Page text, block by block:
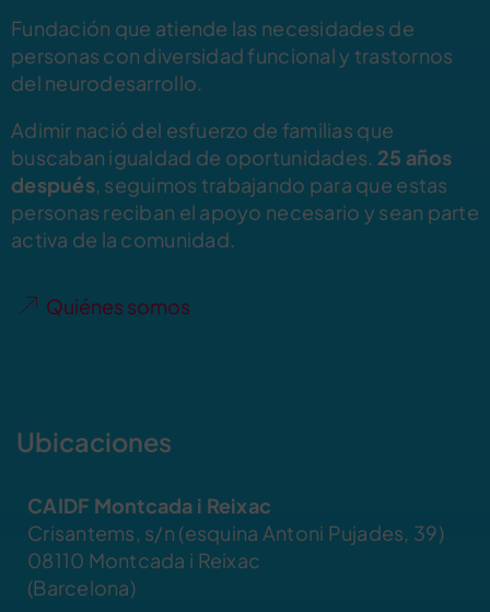
Fundación que atiende las necesidades de
personas con diversidad funcional y trastornos
del neurodesarrollo.
Adimir nació del esfuerzo de familias que
buscaban igualdad de oportunidades. 25 años
después, seguimos trabajando para que estas
personas reciban el apoyo necesario y sean parte
activa de la comunidad.
Quiénes somos
Ubicaciones
CAIDF Montcada i Reixac
Crisantems, s/n (esquina Antoni Pujades, 39)
08110 Montcada i Reixac
(Barcelona)